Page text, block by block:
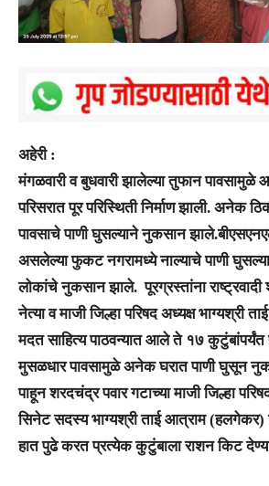
अहेरी :
मंगळवारी व बुधवारी झालेल्या तुफान पावसामुळे
परिसरात पूर परिस्थिती निर्माण झाली. अनेक
पावसाचे पाणी घुसल्याने नुकसान
असलेल्या फुकट नगरामध्ये नाल्याचे पाणी
लोकांचे नुकसान झाले. पूरग्रस्तांना राष्ट्रवादी
नेत्या व माजी जिल्हा परिषद अध्यक्ष भाग्यश्री
मदत साहित्य पाठवन्यात आले ते १७
मुसळधार पावसामुळे अनेक घरात पाणी घुसून
पाहून शरदचंद्र पवार गटाच्या माजी जिल्हा
सिनेट सदस्य भाग्यश्री ताई आत्राम (हलगेकर)
हात पुढे करत प्रत्येक कुटुंबाला राशन किट